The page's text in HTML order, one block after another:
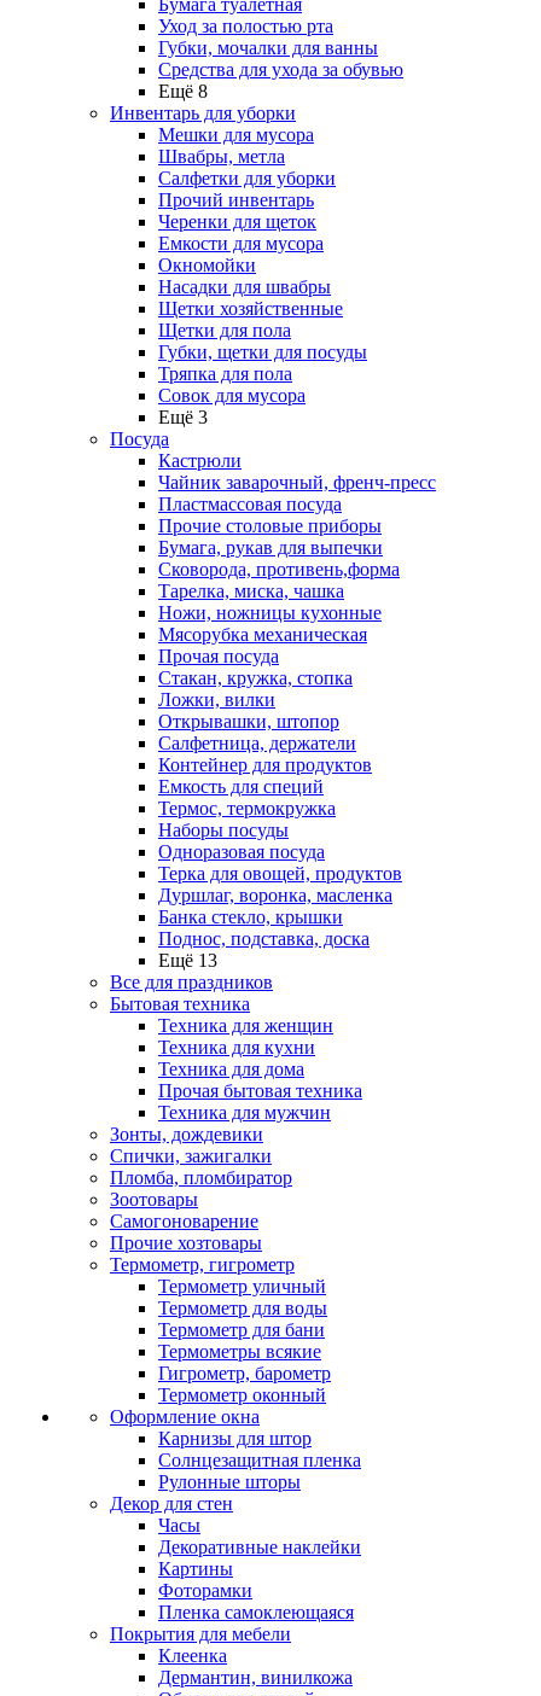
Бумага туалетная
Уход за полостью рта
Губки, мочалки для ванны
Средства для ухода за обувью
Ещё 8
Инвентарь для уборки
Мешки для мусора
Швабры, метла
Салфетки для уборки
Прочий инвентарь
Черенки для щеток
Емкости для мусора
Окномойки
Насадки для швабры
Щетки хозяйственные
Щетки для пола
Губки, щетки для посуды
Тряпка для пола
Совок для мусора
Ещё 3
Посуда
Кастрюли
Чайник заварочный, френч-пресс
Пластмассовая посуда
Прочие столовые приборы
Бумага, рукав для выпечки
Сковорода, противень,форма
Тарелка, миска, чашка
Ножи, ножницы кухонные
Мясорубка механическая
Прочая посуда
Стакан, кружка, стопка
Ложки, вилки
Открывашки, штопор
Салфетница, держатели
Контейнер для продуктов
Емкость для специй
Термос, термокружка
Наборы посуды
Одноразовая посуда
Терка для овощей, продуктов
Дуршлаг, воронка, масленка
Банка стекло, крышки
Поднос, подставка, доска
Ещё 13
Все для праздников
Бытовая техника
Техника для женщин
Техника для кухни
Техника для дома
Прочая бытовая техника
Техника для мужчин
Зонты, дождевики
Спички, зажигалки
Пломба, пломбиратор
Зоотовары
Самогоноварение
Прочие хозтовары
Термометр, гигрометр
Термометр уличный
Термометр для воды
Термометр для бани
Термометры всякие
Гигрометр, барометр
Термометр оконный
Оформление окна
Карнизы для штор
Солнцезащитная пленка
Рулонные шторы
Декор для стен
Часы
Декоративные наклейки
Картины
Фоторамки
Пленка самоклеющаяся
Покрытия для мебели
Клеенка
Дермантин, винилкожа